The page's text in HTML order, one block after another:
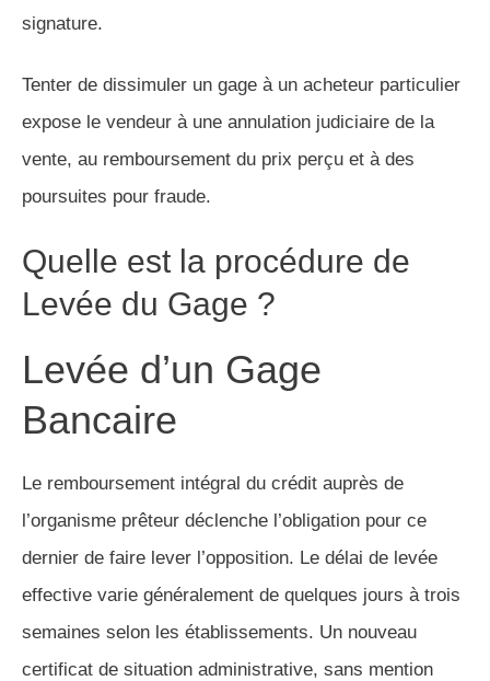
signature.
Tenter de dissimuler un gage à un acheteur particulier
expose le vendeur à une annulation judiciaire de la
vente, au remboursement du prix perçu et à des
poursuites pour fraude.
Quelle est la procédure de
Levée du Gage ?
Levée d’un Gage
Bancaire
Le remboursement intégral du crédit auprès de
l’organisme prêteur déclenche l’obligation pour ce
dernier de faire lever l’opposition. Le délai de levée
effective varie généralement de quelques jours à trois
semaines selon les établissements. Un nouveau
certificat de situation administrative, sans mention